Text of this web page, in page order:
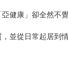
健康」卻全然不覺
並從日常起居到